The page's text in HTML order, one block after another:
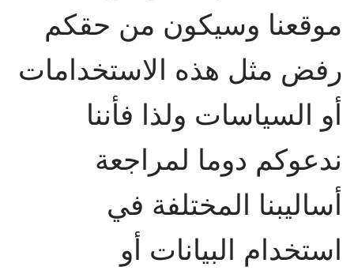
موقعنا وسيكون من حقكم
رفض مثل هذه الاستخدامات
أو السياسات ولذا فأننا
ندعوكم دوما لمراجعة
أساليبنا المختلفة في
استخدام البيانات أو